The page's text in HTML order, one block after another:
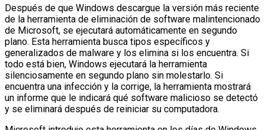
Después de que Windows descargue la versión más reciente
de la herramienta de eliminación de software malintencionado
de Microsoft, se ejecutará automáticamente en segundo
plano. Esta herramienta busca tipos específicos y
generalizados de malware y los elimina si los encuentra. Si
todo está bien, Windows ejecutará la herramienta
silenciosamente en segundo plano sin molestarlo. Si
encuentra una infección y la corrige, la herramienta mostrará
un informe que le indicará qué software malicioso se detectó
y se eliminará después de reiniciar su computadora.